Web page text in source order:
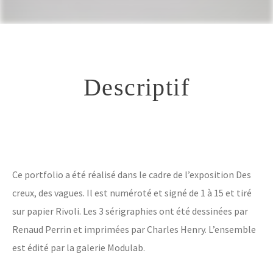
Descriptif
Ce portfolio a été réalisé dans le cadre de l’exposition Des
creux, des vagues. Il est numéroté et signé de 1 à 15 et tiré
sur papier Rivoli. Les 3 sérigraphies ont été dessinées par
Renaud Perrin et imprimées par Charles Henry. L’ensemble
est édité par la galerie Modulab.